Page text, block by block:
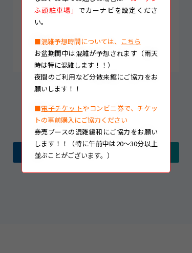
部副本部長（同1人目）
ありがとうございました。
過去の記事
ふ頭駐車場」 でカーナビを設定くださ
い。
■混雑予想時間については、 こちら
お盆期間中は混雑が予想されます（雨天
時は特に混雑します！！）
夜間のご利用など分散来館にご協力をお
願いします！！
■電子チケットやコンビニ券で、チケッ
トの事前購入にご協力ください
券売ブースの混雑緩和にご協力をお願い
します！！（特に午前中は20～30分以上
並ぶことがございます。）